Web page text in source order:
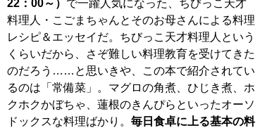
22：00～） で一躍人気になった、ちびっこ天才
料理人・こごまちゃんとそのお母さんによる料理
レシピ＆エッセイだ。ちびっこ天才料理人という
くらいだから、さぞ難しい料理教育を受けてきた
のだろう……と思いきや、この本で紹介されてい
るのは「常備菜」。マグロの角煮、ひじき煮、ホ
クホクかぼちゃ、蓮根のきんぴらといったオーソ
ドックスな料理ばかり。 毎日食卓に上る基本の料